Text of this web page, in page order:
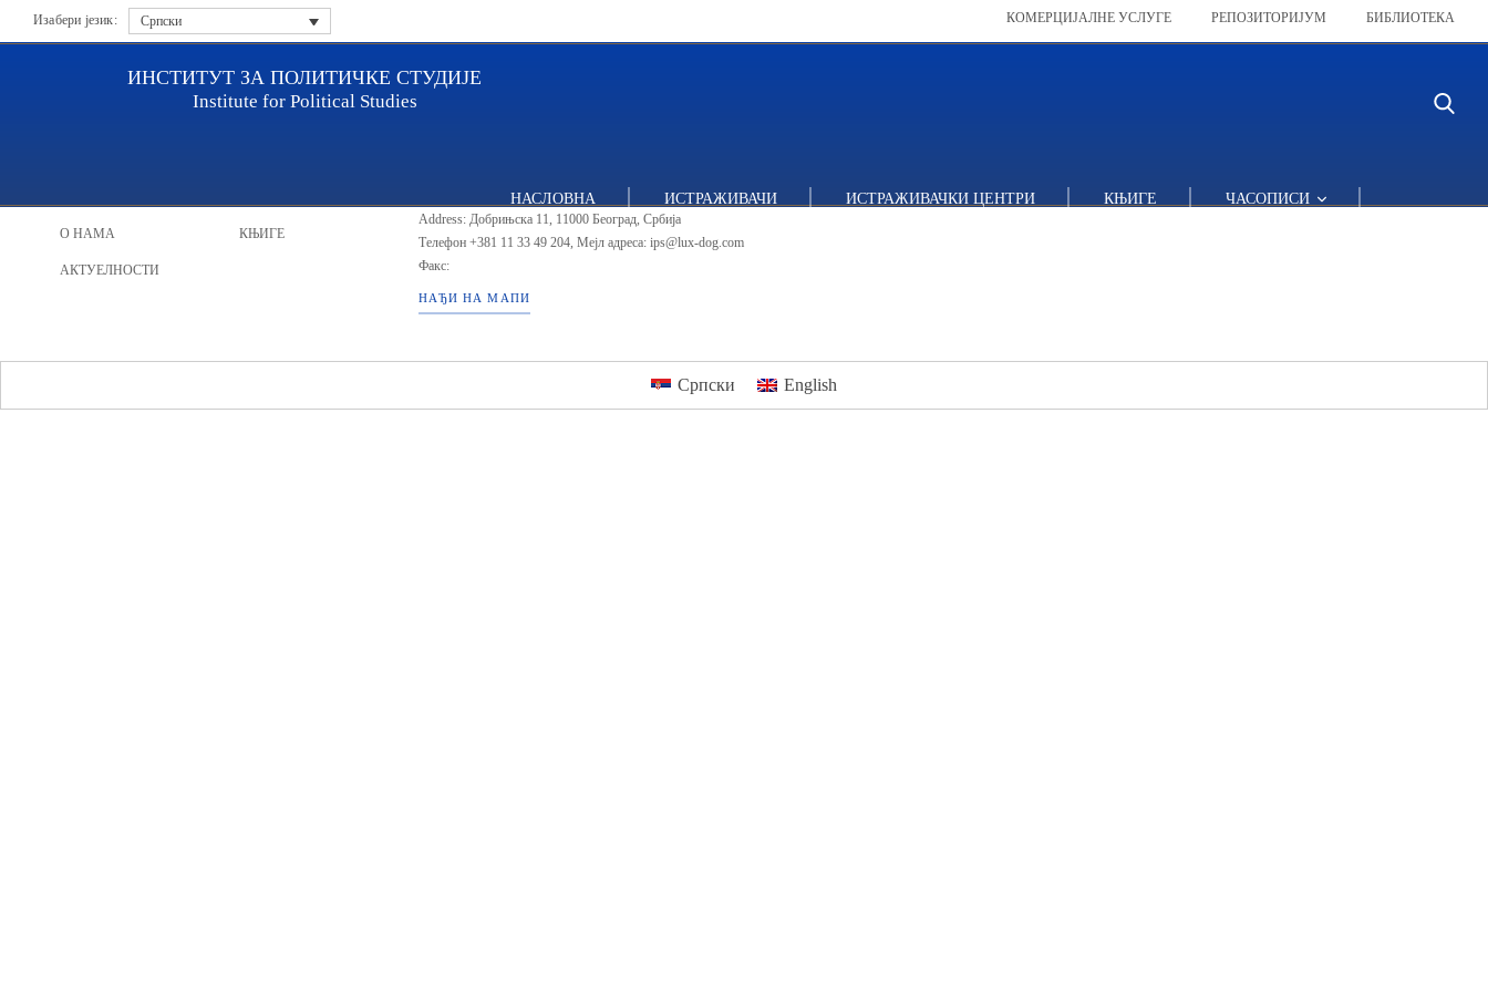
Изабери језик: Српски КОМЕРЦИЈАЛНЕ УСЛУГЕ РЕПОЗИТОРИЈУМ БИБЛИОТЕКА
ИНСТИТУТ ЗА ПОЛИТИЧКЕ СТУДИЈЕ
Institute for Political Studies
НАСЛОВНА ИСТРАЖИВАЧИ ИСТРАЖИВАЧКИ ЦЕНТРИ КЊИГЕ ЧАСОПИСИ
О НАМА
АКТУЕЛНОСТИ
КЊИГЕ
ИПС - Институт за политичке студије
Address: Добрињска 11, 11000 Београд, Србија
Телефон +381 11 33 49 204, Мејл адреса: ips@lux-dog.com
Факс:
НАЂИ НА МАПИ
Српски English